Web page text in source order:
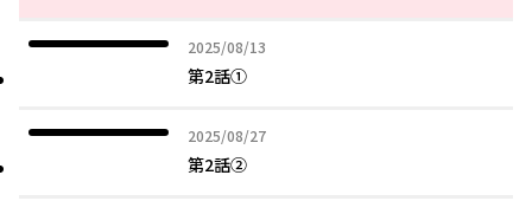
2025/08/13
2025年08月13日
第2話①
2025/08/27
2025年08月27日
第2話②